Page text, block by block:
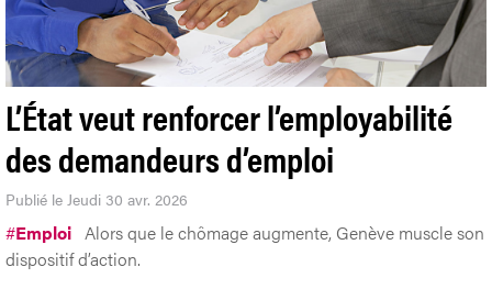
L’État veut renforcer l’employabilité
des demandeurs d’emploi
Publié le Jeudi 30 avr. 2026
#Emploi Alors que le chômage augmente, Genève muscle son
dispositif d’action.